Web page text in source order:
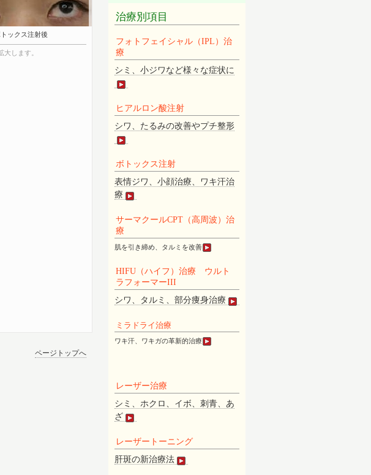
トックス注射後
大します。
ページトップへ
治療別項目
フォトフェイシャル（IPL）治
療
シミ、小ジワなど様々な症状に
ヒアルロン酸注射
シワ、たるみの改善やプチ整形
ボトックス注射
表情ジワ、小顔治療、ワキ汗治
療
サーマクールCPT（高周波）治
療
肌を引き締め、タルミを改善
HIFU（ハイフ）治療 ウルト
ラフォーマーIII
シワ、タルミ、部分痩身治療
ミラドライ治療
ワキ汗、ワキガの革新的治療
レーザー治療
シミ、ホクロ、イボ、刺青、あ
ざ
レーザートーニング
肝斑の新治療法